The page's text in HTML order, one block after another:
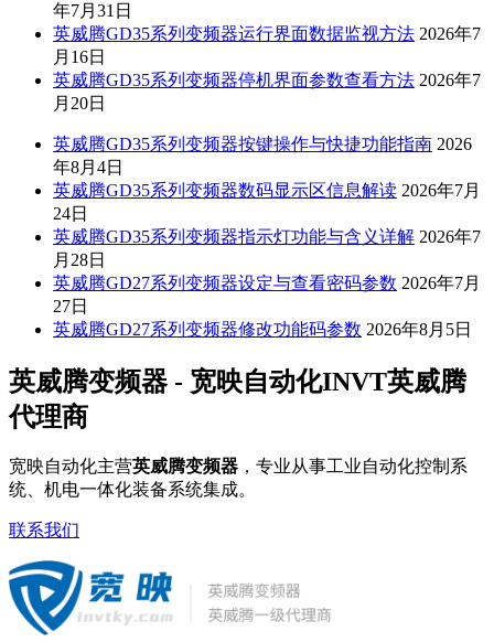
年7月31日
英威腾GD35系列变频器运行界面数据监视方法 2026年7
月16日
英威腾GD35系列变频器停机界面参数查看方法 2026年7
月20日
英威腾GD35系列变频器按键操作与快捷功能指南 2026
年8月4日
英威腾GD35系列变频器数码显示区信息解读 2026年7月
24日
英威腾GD35系列变频器指示灯功能与含义详解 2026年7
月28日
英威腾GD27系列变频器设定与查看密码参数 2026年7月
27日
英威腾GD27系列变频器修改功能码参数 2026年8月5日
英威腾变频器 - 宽映自动化INVT英威腾
代理商
宽映自动化主营英威腾变频器 ，专业从事工业自动化控制系
统、机电一体化装备系统集成。
联系我们